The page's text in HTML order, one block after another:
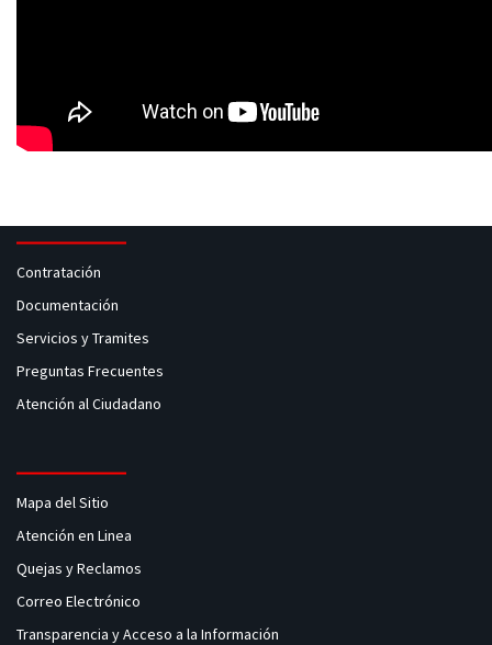
Contratación
Documentación
Servicios y Tramites
Preguntas Frecuentes
Atención al Ciudadano
Mapa del Sitio
Atención en Linea
Quejas y Reclamos
Correo Electrónico
Transparencia y Acceso a la Información